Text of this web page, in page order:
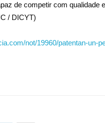
de competir com qualidade
/ DICYT)
not/19960/patentan-un-